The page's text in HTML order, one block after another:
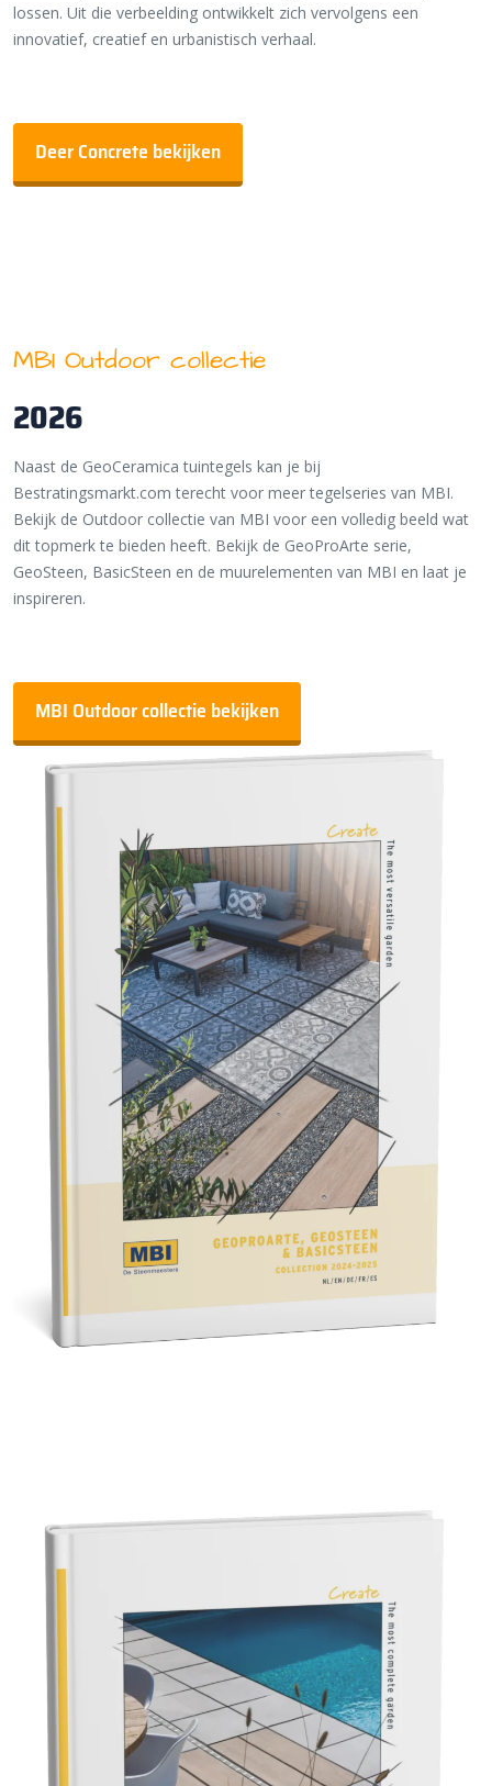
lossen. Uit die verbeelding ontwikkelt zich vervolgens een
innovatief, creatief en urbanistisch verhaal.
Deer Concrete bekijken
MBI Outdoor collectie
2026
Naast de GeoCeramica tuintegels kan je bij
Bestratingsmarkt.com terecht voor meer tegelseries van MBI.
Bekijk de Outdoor collectie van MBI voor een volledig beeld wat
dit topmerk te bieden heeft. Bekijk de GeoProArte serie,
GeoSteen, BasicSteen en de muurelementen van MBI en laat je
inspireren.
MBI Outdoor collectie bekijken